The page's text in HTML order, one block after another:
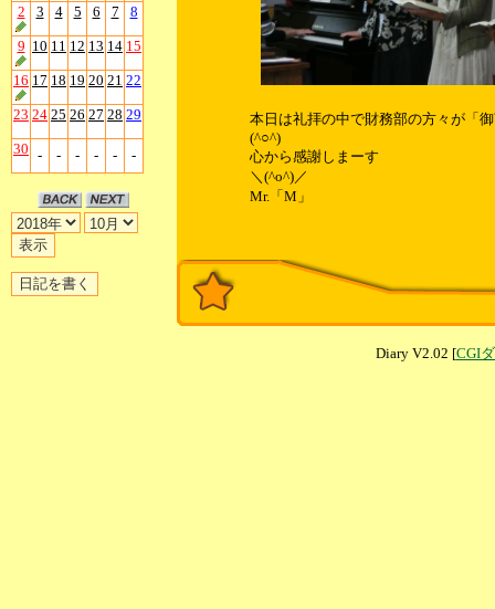
2 3 4 5 6 7 8
9 10 11 12 13 14 15
16 17 18 19 20 21 22
23 24 25 26 27 28 29
30 - - - - - -
本日は礼拝の中で財務部の方々が「
(^○^)
心から感謝しまーす
＼(^o^)／
Mr.「M」
Diary V2.02 [CGI